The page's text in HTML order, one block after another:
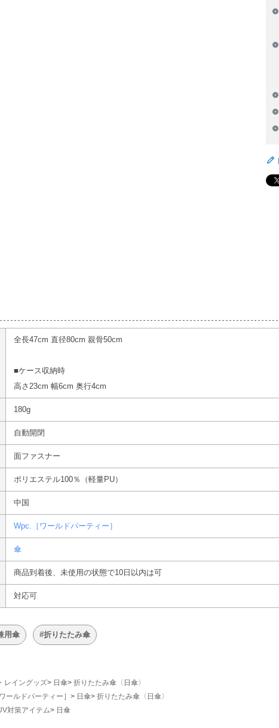
全長47cm 直径80cm 親骨50cm
■ケース収納時
高さ23cm 幅6cm 奥行4cm
180g
自動開閉
面ファスナー
ポリエステル100％（軽量PU）
中国
Wpc.［ワールドパーティー］
傘
商品到着後、未使用の状態で10日以内は可
対応可
用傘 #折りたたみ傘
レイングッズ 日傘
折りたたみ傘〈日傘〉
ールドパーティー］ 日傘
折りたたみ傘〈日傘〉
対策アイテム 日傘